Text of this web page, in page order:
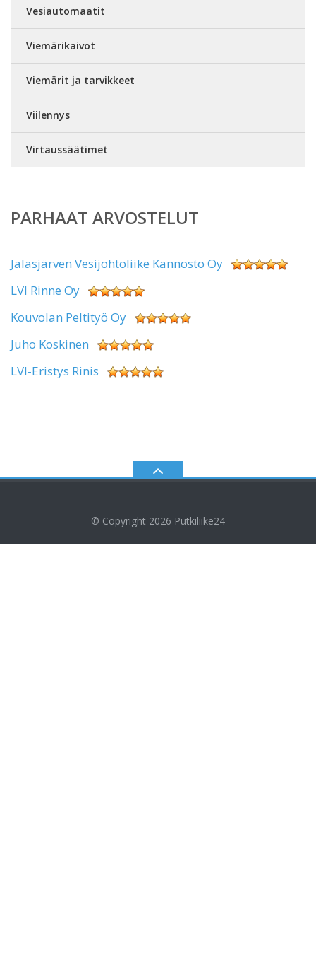
Vesiautomaatit
Viemärikaivot
Viemärit ja tarvikkeet
Viilennys
Virtaussäätimet
PARHAAT ARVOSTELUT
Jalasjärven Vesijohtoliike Kannosto Oy
LVI Rinne Oy
Kouvolan Peltityö Oy
Juho Koskinen
LVI-Eristys Rinis
© Copyright 2026 Putkiliike24